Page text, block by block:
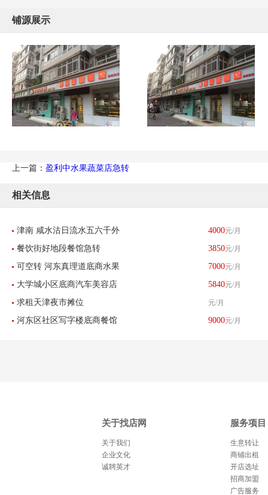
铺源展示
上一篇： 盈利中水果蔬菜店急转
相关信息
津南 咸水沽日流水五六千外
卖餐馆带生意转让 酒楼餐饮
4000元/月
餐饮街好地段餐馆急转 3850元/月
可空转 河东真理道底商水果
店刨冰店转让
7000元/月
大学城小区底商汽车美容店
转让
5840元/月
求租天津夜市摊位 元/月
河东区社区写字楼底商餐馆 9000元/月
关于找店网
关于我们
企业文化
诚聘英才
服务项目
生意转让
商铺出租
开店选址
招商加盟
广告服务